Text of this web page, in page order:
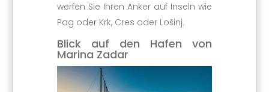
werfen Sie Ihren Anker auf Inseln wie
Pag oder Krk, Cres oder Lošinj.
Blick auf den Hafen von
Marina Zadar